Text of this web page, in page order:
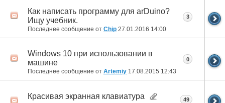
Как написать программу для arDuino?
Ищу учебник.
Последнее сообщение от Chip 27.01.2016 14:00
3
Windows 10 при использовании в
машине
Последнее сообщение от Artemiy 17.08.2015 12:43
0
Красивая экранная клавиатура 49